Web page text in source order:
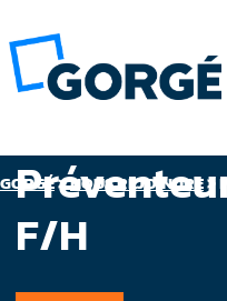
GORGÉ>NOUS REJOINDRE>
F/H